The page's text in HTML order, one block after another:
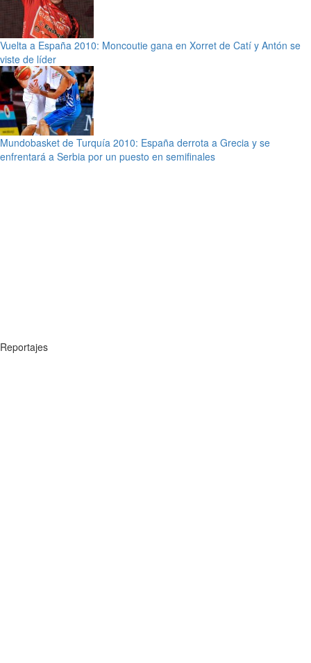
Vuelta a España 2010: Moncoutie gana en Xorret de Catí y Antón se
viste de líder
Mundobasket de Turquía 2010: España derrota a Grecia y se
enfrentará a Serbia por un puesto en semifinales
Reportajes